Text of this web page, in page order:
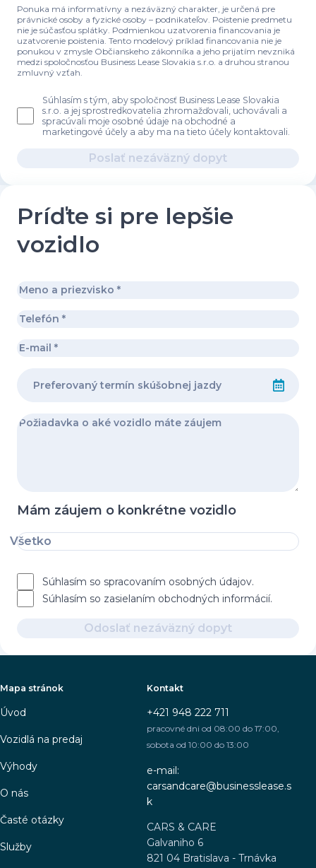
Ponuka má informatívny a nezáväzný charakter, je určená pre
právnické osoby a fyzické osoby – podnikateľov. Poistenie predmetu
nie je súčasťou splátky. Podmienkou uzatvorenia financovania je
uzatvorenie poistenia. Tento modelový príklad financovania nie je
ponukou v zmysle Občianskeho zákonníka a jeho prijatím nevzniká
medzi spoločnosťou Business Lease Slovakia s.r.o. a druhou stranou
zmluvný vzťah.
Súhlasím s tým, aby spoločnosť Business Lease Slovakia
s.r.o. a jej sprostredkovatelia zhromažďovali, uchovávali a
spracúvali moje osobné údaje na obchodné a
marketingové účely a aby ma na tieto účely kontaktovali.
Poslať nezáväzný dopyt
Príďte si pre lepšie
vozidlo
Mám záujem o konkrétne vozidlo
Všetko
Súhlasím so spracovaním osobných údajov.
Súhlasím so zasielaním obchodných informácií.
Odoslať nezáväzný dopyt
Mapa stránok
Úvod
Vozidlá na predaj
Výhody
O nás
Časté otázky
Služby
Kontakt
+421 948 222 711
pracovné dni od 08:00 do 17:00,
sobota od 10:00 do 13:00
e-mail:
carsandcare@businesslease.s
k
CARS & CARE
Galvaniho 6
821 04 Bratislava - Trnávka